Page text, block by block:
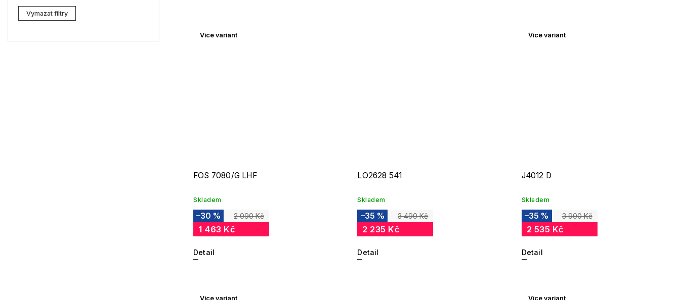
Lacoste
Vymazat filtry
Více variant
FOS 7080/G LHF
Skladem
2 090 Kč
–30 %
1 463 Kč
Detail
LO2628 541
Skladem
3 490 Kč
–35 %
2 235 Kč
Detail
Více variant
J4012 D
Skladem
3 900 Kč
–35 %
2 535 Kč
Detail
Více variant Více variant